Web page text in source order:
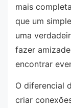
mais
que um
uma
fazer
encontrar
O diferencial
criar